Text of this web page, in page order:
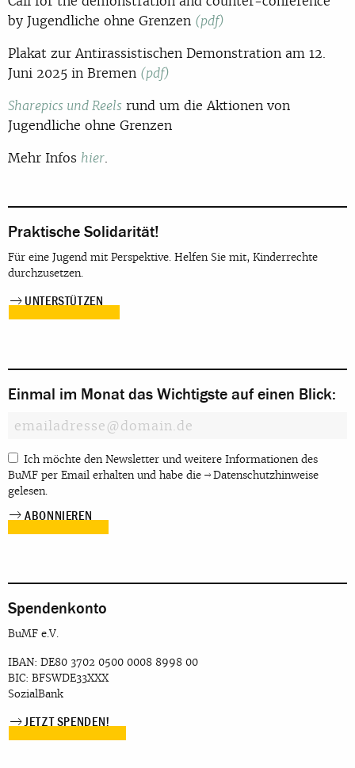
by Jugendliche ohne Grenzen (pdf)
Plakat zur Antirassistischen Demonstration am 12.
Juni 2025 in Bremen (pdf)
Sharepics und Reels rund um die Aktionen von
Jugendliche ohne Grenzen
Mehr Infos hier.
Praktische Solidarität!
Für eine Jugend mit Perspektive. Helfen Sie mit, Kinderrechte
durchzusetzen.
UNTERSTÜTZEN
Einmal im Monat das Wichtigste auf einen Blick:
Ich möchte den Newsletter und weitere Informationen des
BuMF per Email erhalten und habe die
Datenschutzhinweise
gelesen.
Spendenkonto
BuMF e.V.
IBAN: DE80 3702 0500 0008 8998 00
BIC: BFSWDE33XXX
SozialBank
JETZT SPENDEN!